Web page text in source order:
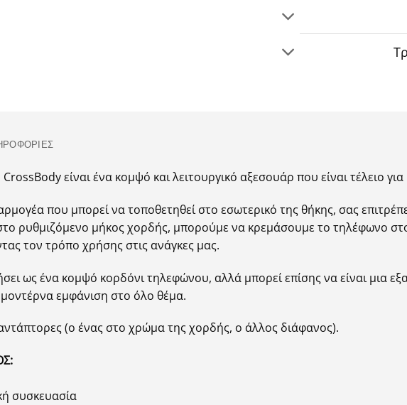
είναι ένα κομψό και λειτουργικό αξεσουάρ που είναι τέλειο
που μπορεί να τοποθετηθεί στο εσωτερικό της θήκης, σας
ρυθμιζόμενο μήκος χορδής, μπορούμε να κρεμάσουμε το τηλέφωνο
τον τρόπο χρήσης στις ανάγκες μας.
ως ένα κομψό κορδόνι τηλεφώνου, αλλά μπορεί επίσης να είναι μια
εμφάνιση στο όλο θέμα.
(ο ένας στο χρώμα της χορδής, ο άλλος διάφανος).
συσκευασία